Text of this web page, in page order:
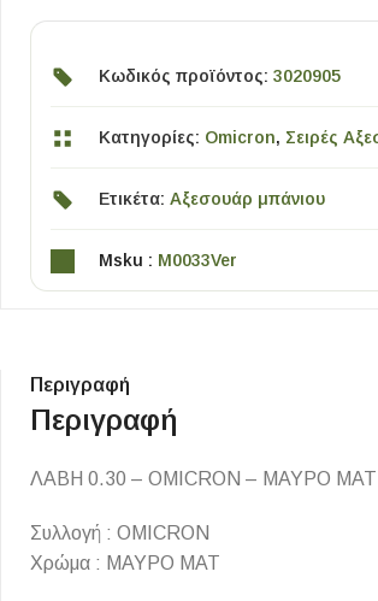
Κωδικός προϊόντος: 3020905
Κατηγορίες: Omicron, Σειρές
Ετικέτα: Αξεσουάρ μπάνιου
Msku : M0033Ver
Περιγραφή
Περιγραφή
ΛΑΒΗ 0.30 – OMICRON – ΜΑΥΡΟ ΜΑΤ
Συλλογή : OMICRON
Χρώμα : ΜΑΥΡΟ ΜΑΤ